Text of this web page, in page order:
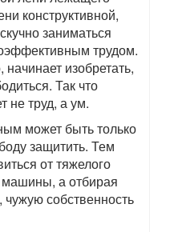
конструктивной,
заниматься
трудом.
изобретать,
Так что
не труд, а ум.
может быть только
защитить. Тем
от тяжелого
машины, а отбирая
собственность